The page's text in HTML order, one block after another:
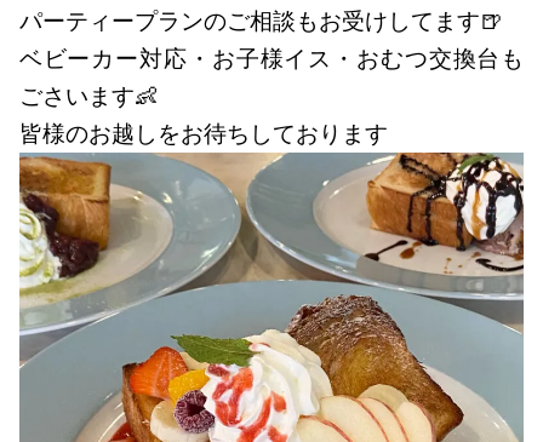
パーティープランのご相談もお受けしてます🍺
ベビーカー対応・お子様イス・おむつ交換台も
ごさいます👶
皆様のお越しをお待ちしております